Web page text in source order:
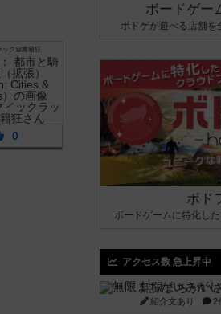
ック@書籍狂
0
ボードゲー
ボドゲが遊べる店舗
ボド
ボードゲームに特化し
アクセス数 急上昇中
無限まちがい
紹介文あり 2